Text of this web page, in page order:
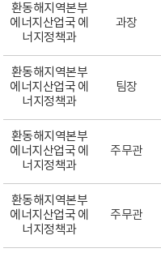
환동해지역본부
에너지산업국 에
너지정책과
과장
환동해지역본부
에너지산업국 에
너지정책과
팀장
환동해지역본부
에너지산업국 에
너지정책과
주무관
환동해지역본부
에너지산업국 에
너지정책과
주무관